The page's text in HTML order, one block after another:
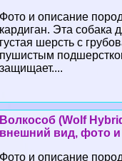
Фото и описание
кардиган. Эта собака
густая шерсть с
пушистым
защищает....
Волкособ (Wolf
внешний вид, фото
Фото и описание